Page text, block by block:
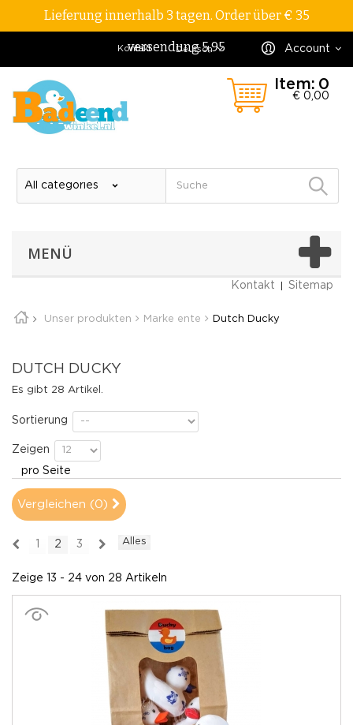
Lieferung innerhalb 3 tagen. Order über € 35
versendung 5,95 Account
Deutsch
Kontakt
Item: 0
€ 0,00
MENÜ
Kontakt Sitemap
Unser produkten Marke ente Dutch Ducky
DUTCH DUCKY
Es gibt 28 Artikel.
Sortierung
Zeigen
pro Seite
Vergleichen (0)
Alles
2 3
Zeige 13 - 24 von 28 Artikeln